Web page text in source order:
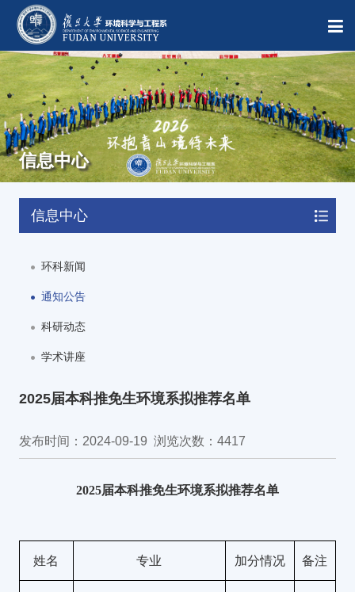
信息中心
信息中心
环科新闻
通知公告
科研动态
学术讲座
2025届本科推免生环境系拟推荐名单
发布时间：2024-09-19 浏览次数： 4417
2025届本科推免生环境系拟推荐名单
姓名 专业 加分情况 备注